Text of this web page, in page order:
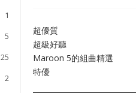
1
5
25
2
超優質
超級好聽
Maroon 5的組曲精選
特優